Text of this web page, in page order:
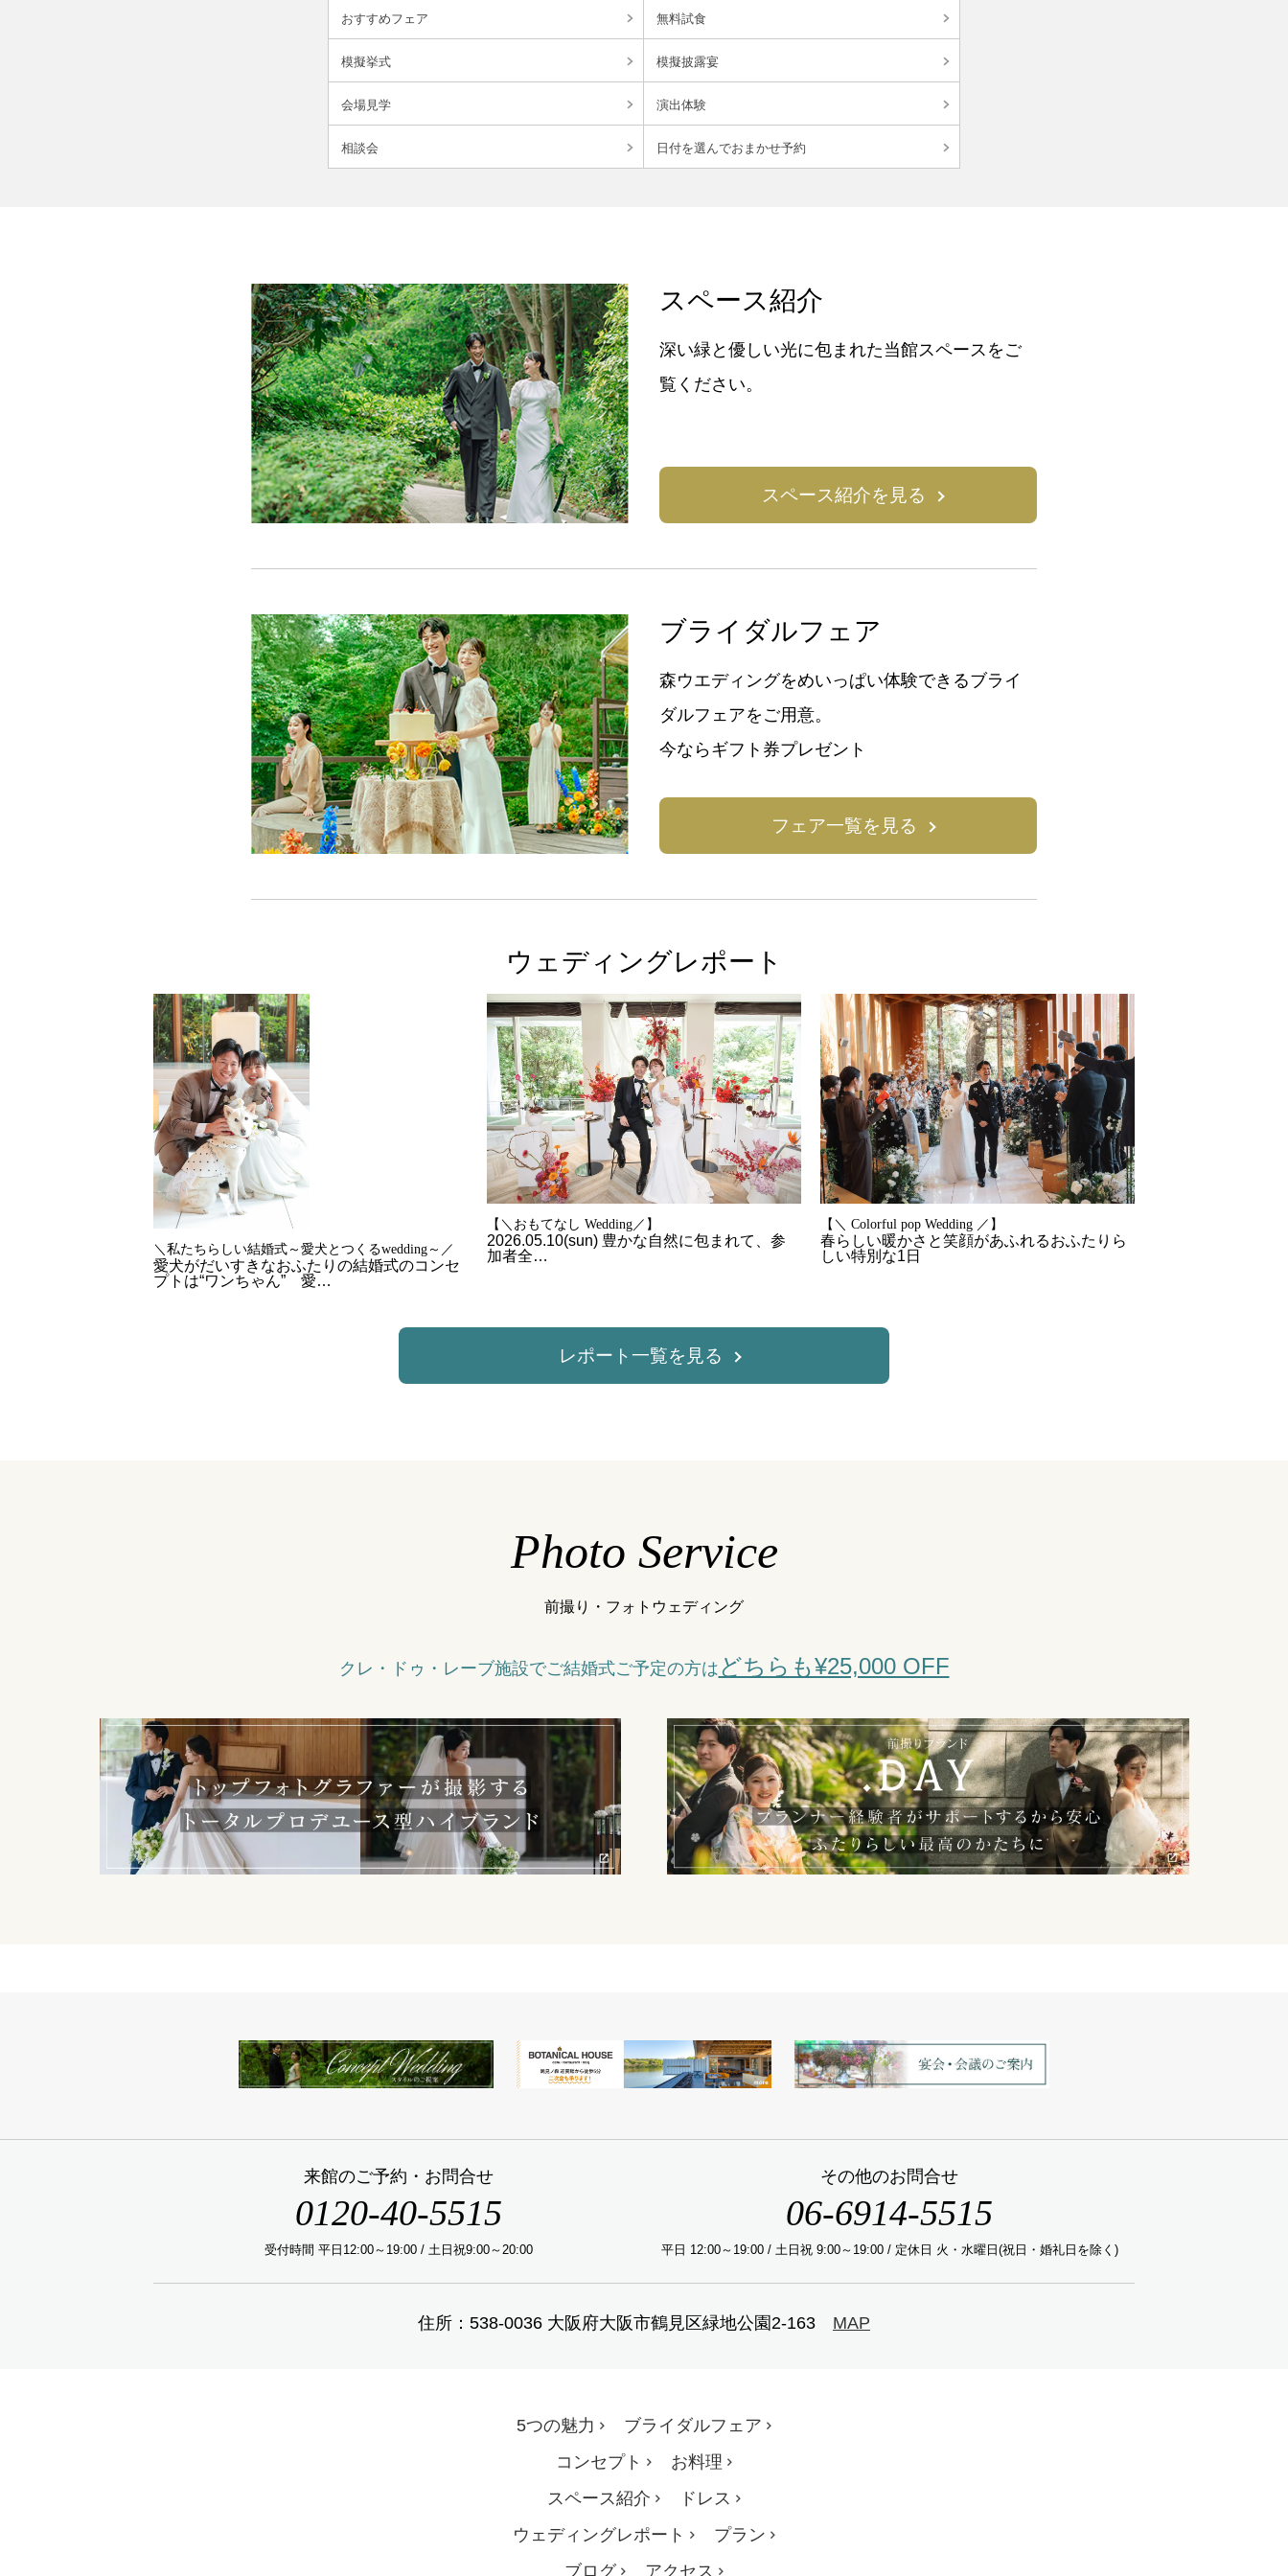
おすすめフェア 無料試食
模擬挙式 模擬披露宴
会場見学 演出体験
相談会 日付を選んでおまかせ予約
スペース紹介
深い緑と優しい光に包まれた当館スペースをご
覧ください。
スペース紹介を見る
ブライダルフェア
森ウエディングをめいっぱい体験できるブライ
ダルフェアをご用意。
今ならギフト券プレゼント
フェア一覧を見る
ウェディングレポート
＼私たちらしい結婚式～愛犬とつくるwedding～／
愛犬がだいすきなおふたりの結婚式のコンセ
プトは“ワンちゃん” 愛…
【＼おもてなし Wedding／】
2026.05.10(sun) 豊かな自然に包まれて、参
加者全…
【＼ Colorful pop Wedding ／】
春らしい暖かさと笑顔があふれるおふたりら
しい特別な1日
レポート一覧を見る
Photo Service
前撮り・フォトウェディング
クレ・ドゥ・レーブ施設でご結婚式ご予定の方は どちらも¥25,000 OFF
来館のご予約・お問合せ
0120-40-5515
受付時間 平日12:00～19:00 / 土日祝9:00～20:00
その他のお問合せ
06-6914-5515
平日 12:00～19:00 / 土日祝 9:00～19:00 / 定休日 火・水曜日(祝日・婚礼日を除く)
住所：538-0036 大阪府大阪市鶴見区緑地公園2-163 MAP
5つの魅力
ブライダルフェア
コンセプト
お料理
スペース紹介
ドレス
ウェディングレポート
プラン
ブログ
アクセス